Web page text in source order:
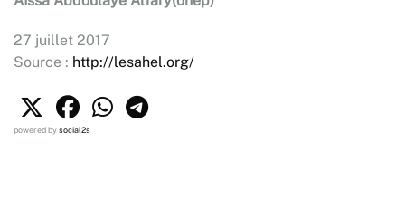
27 juillet 2017
Source : http://lesahel.org/
powered bysocial2s